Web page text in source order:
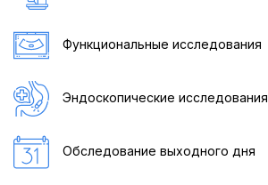
Функциональные исследования
Эндоскопические исследования
Обследование выходного дня